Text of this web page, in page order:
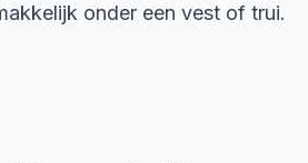
onder een vest of trui.